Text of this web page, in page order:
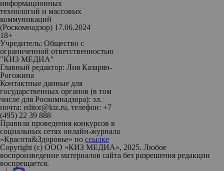
информационных
технологий и массовых
коммуникаций
(Роскомнадзор) 17.06.2024
18+
Учредитель: Общество с
ограниченной ответственностью
"КИЗ МЕДИА"
Главный редактор: Лия Казарян-
Рогожина
Контактные данные для
государственных органов (в том
числе для Роскомнадзора): эл.
почта: editor@kiz.ru, телефон: +7
(495) 22 39 888
Правила проведения конкурсов в
социальных сетях онлайн-журнала
«Красота&Здоровье» по ссылке
Copyright (с) ООО «КИЗ МЕДИА», 2025. Любое
воспроизведение материалов сайта без разрешения редакции
воспрещается.